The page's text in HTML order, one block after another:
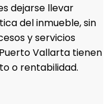
dejarse llevar
del inmueble, sin
y servicios
Vallarta tienen
o rentabilidad.